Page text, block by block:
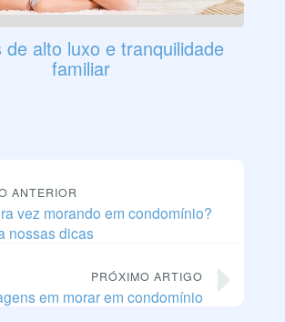
de alto luxo e tranquilidade
familiar
ANTERIOR
vez morando em condomínio?
nossas dicas
PRÓXIMO ARTIGO
em morar em condomínio